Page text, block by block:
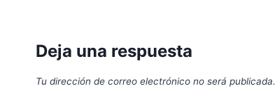
Deja una respuesta
Tu dirección de correo electrónico no será publicada.